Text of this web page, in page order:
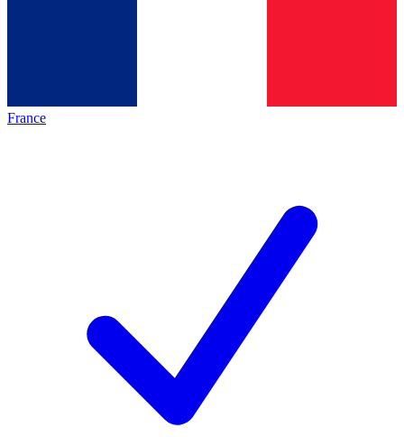
France